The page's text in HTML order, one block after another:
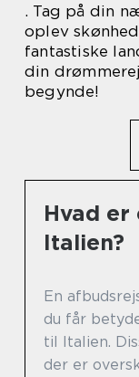
. Tag på din
oplev
fantastiske
din
begynde!
Hvad
Italien?
En
du får
til Italien.
der er